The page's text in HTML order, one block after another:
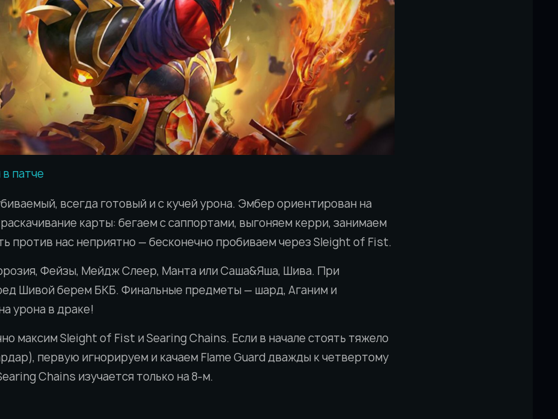
патче
всегда готовый и с кучей урона. Эмбер ориентирован на
карты: бегаем с саппортами, выгоняем керри, занимаем
против нас неприятно — бесконечно пробиваем через Sleight of Fist.
Фейзы, Мейдж Слеер, Манта или Саша&Яша, Шива. При
Шивой берем БКБ. Финальные предметы — шард, Аганим и
урона в драке!
максим Sleight of Fist и Searing Chains. Если в начале стоять тяжело
первую игнорируем и качаем Flame Guard дважды к четвертому
Chains изучается только на 8-м.